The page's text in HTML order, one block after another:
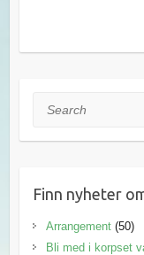
Search
Finn nyheter
Arrangement(50)
Bli med i korpset